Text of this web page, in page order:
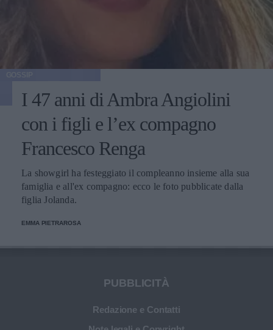
I 47 anni di Ambra Angiolini
con i figli e l’ex compagno
Francesco Renga
La showgirl ha festeggiato il compleanno insieme alla sua
famiglia e all'ex compagno: ecco le foto pubblicate dalla
figlia Jolanda.
EMMA PIETRAROSA
PUBBLICITÀ
Redazione e Contatti